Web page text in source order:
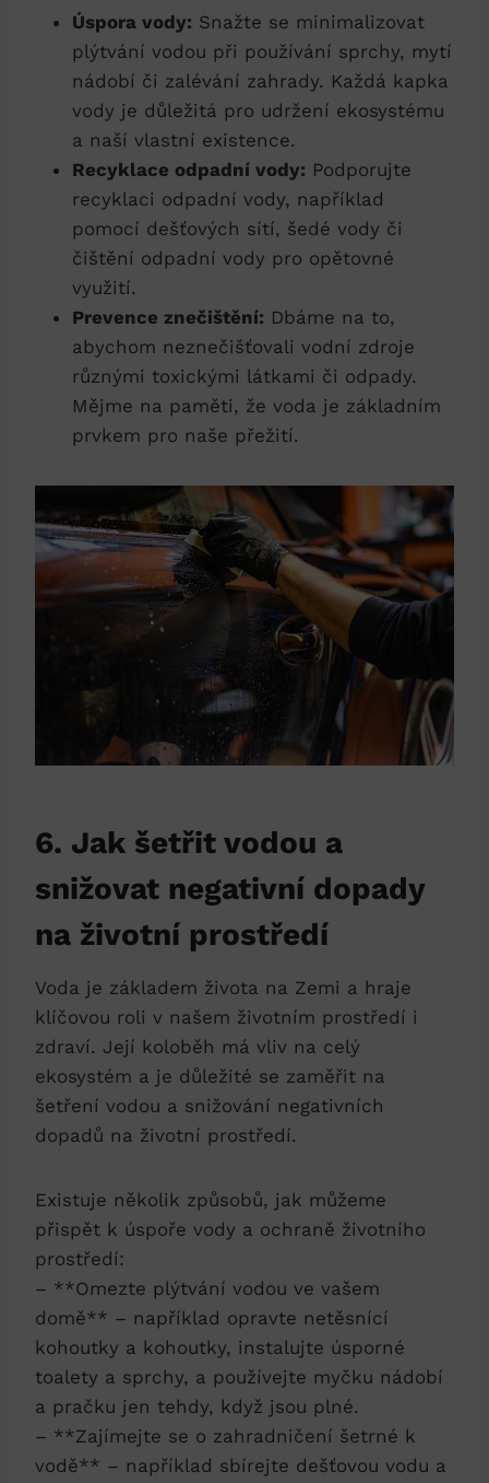
Úspora vody: Snažte se minimalizovat
plýtvání vodou při používání sprchy, mytí
nádobí či zalévání zahrady. Každá kapka
vody je důležitá pro udržení ekosystému
a naší vlastní existence.
Recyklace odpadní vody: Podporujte
recyklaci odpadní vody, například
pomocí dešťových sítí, šedé vody či
čištění odpadní vody pro opětovné
využití.
Prevence znečištění: Dbáme na to,
abychom neznečišťovali vodní zdroje
různými toxickými látkami či odpady.
Mějme na paměti, že voda je základním
prvkem pro naše přežití.
6. Jak šetřit vodou a
snižovat negativní dopady
na životní prostředí
Voda je základem života na Zemi a hraje
klíčovou roli v našem životním prostředí i
zdraví. Její koloběh má vliv na celý
ekosystém a je důležité se zaměřit na
šetření vodou a snižování negativních
dopadů na životní prostředí.
Existuje několik způsobů, jak můžeme
přispět k úspoře vody a ochraně životního
prostředí:
– **Omezte plýtvání vodou ve vašem
domě** – například opravte netěsnící
kohoutky a kohoutky, instalujte úsporné
toalety a sprchy, a používejte myčku nádobí
a pračku jen tehdy, když jsou plné.
– **Zajímejte se o zahradničení šetrné k
vodě** – například sbírejte dešťovou vodu a